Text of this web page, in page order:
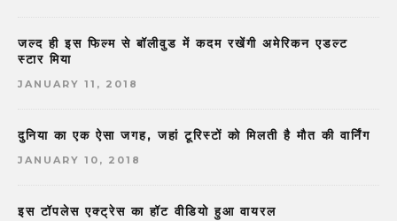
जल्द ही इस फिल्म से बॉलीवुड में कदम रखेंगी अमेरिकन एडल्ट
स्टार मिया
JANUARY 11, 2018
दुनिया का एक ऐसा जगह, जहां टूरिस्टों को मिलती है मौत की वार्निंग
JANUARY 10, 2018
इस टॉपलेस एक्ट्रेस का हॉट वीडियो हुआ वायरल